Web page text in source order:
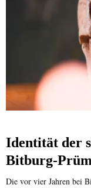
Identität der
Bitburg-
Die vor vier Jahren bei